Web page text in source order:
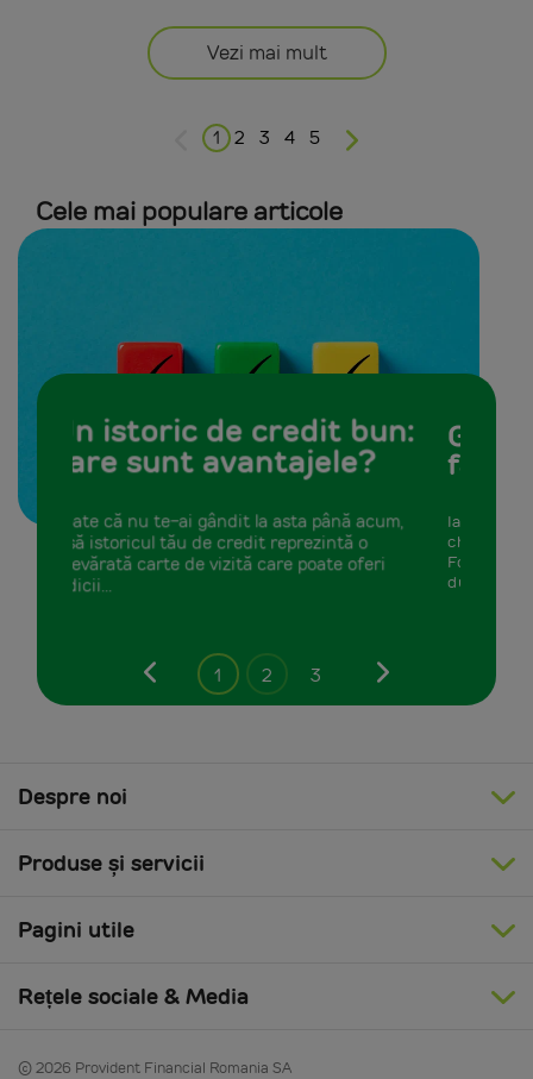
Vezi mai mult
1 2 3 4 5
Cele mai populare articole
Poprzedni
1 2 3 Następny
Gesturi simple, pentru
facturi mai mici
Iată 7 recomandări care te pot ajuta să reduci
cheltuielile pentru întreţinere și utilităţi:
Folosește apa în mod chibzuit Alege să faci un
duș în loc...
Despre noi
Produse și servicii
Pagini utile
Rețele sociale & Media
© 2026 Provident Financial Romania SA